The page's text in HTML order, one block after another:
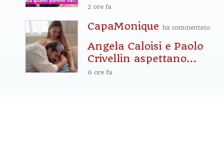
2 ore fa
CapaMonique ha commentato
Angela Caloisi e Paolo
Crivellin aspettano...
6 ore fa